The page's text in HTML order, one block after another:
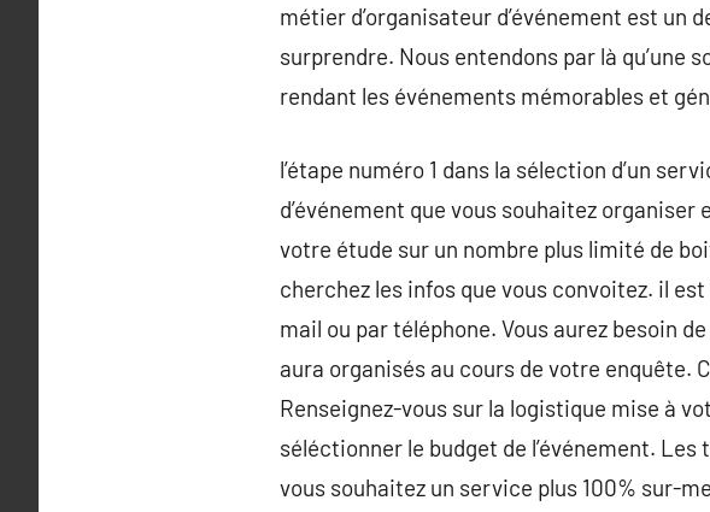
métier d’organisateur d’événement est
surprendre. Nous entendons par là qu’une
rendant les événements mémorables et
l’étape numéro 1 dans la sélection d’un
d’événement que vous souhaitez
votre étude sur un nombre plus limité de
cherchez les infos que vous convoitez. il
mail ou par téléphone. Vous aurez besoin
aura organisés au cours de votre enquête.
Renseignez-vous sur la logistique mise à
séléctionner le budget de l’événement.
vous souhaitez un service plus 100% sur-